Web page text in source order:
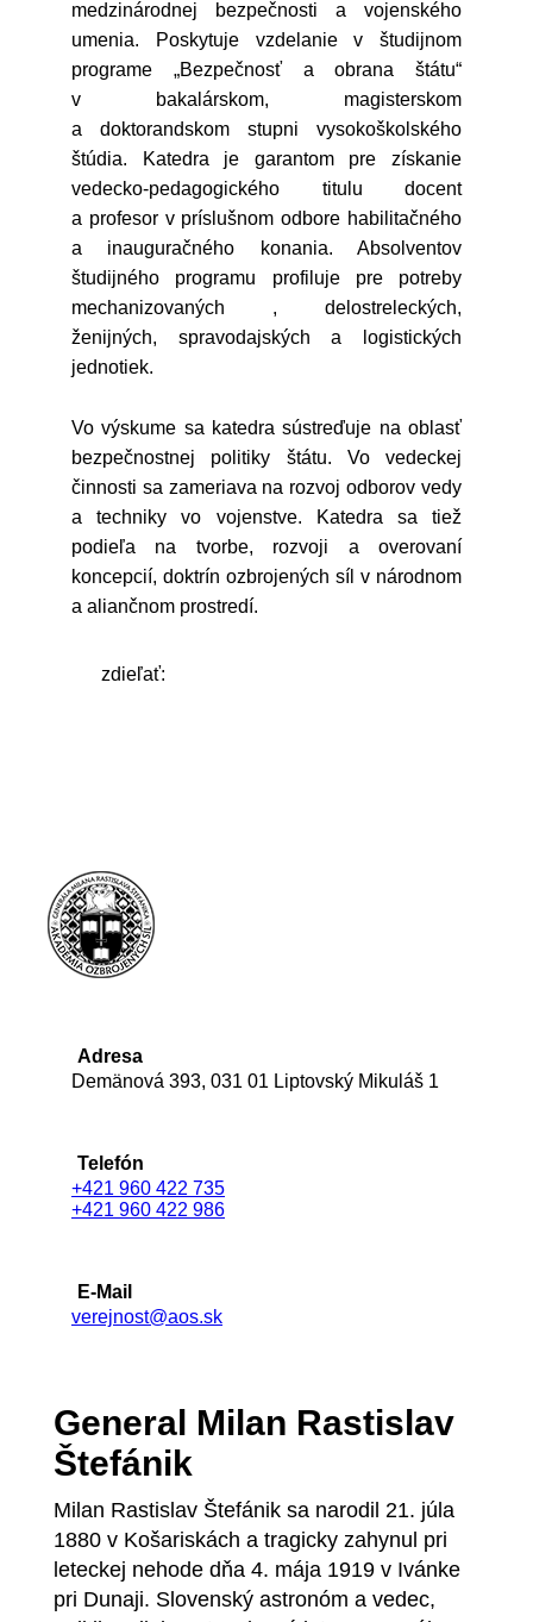
medzinárodnej bezpečnosti a vojenského
umenia. Poskytuje vzdelanie v študijnom
programe „Bezpečnosť a obrana štátu“
v bakalárskom, magisterskom
a doktorandskom stupni vysokoškolského
štúdia. Katedra je garantom pre získanie
vedecko-pedagogického titulu docent
a profesor v príslušnom odbore habilitačného
a inauguračného konania. Absolventov
študijného programu profiluje pre potreby
mechanizovaných , delostreleckých,
ženijných, spravodajských a logistických
jednotiek.
Vo výskume sa katedra sústreďuje na oblasť
bezpečnostnej politiky štátu. Vo vedeckej
činnosti sa zameriava na rozvoj odborov vedy
a techniky vo vojenstve. Katedra sa tiež
podieľa na tvorbe, rozvoji a overovaní
koncepcií, doktrín ozbrojených síl v národnom
a aliančnom prostredí.
zdieľať:
Adresa
Demänová 393, 031 01 Liptovský Mikuláš 1
Telefón
+421 960 422 735
+421 960 422 986
E-Mail
verejnost@aos.sk
General Milan Rastislav
Štefánik
Milan Rastislav Štefánik sa narodil 21. júla
1880 v Košariskách a tragicky zahynul pri
leteckej nehode dňa 4. mája 1919 v Ivánke
pri Dunaji. Slovenský astronóm a vedec,